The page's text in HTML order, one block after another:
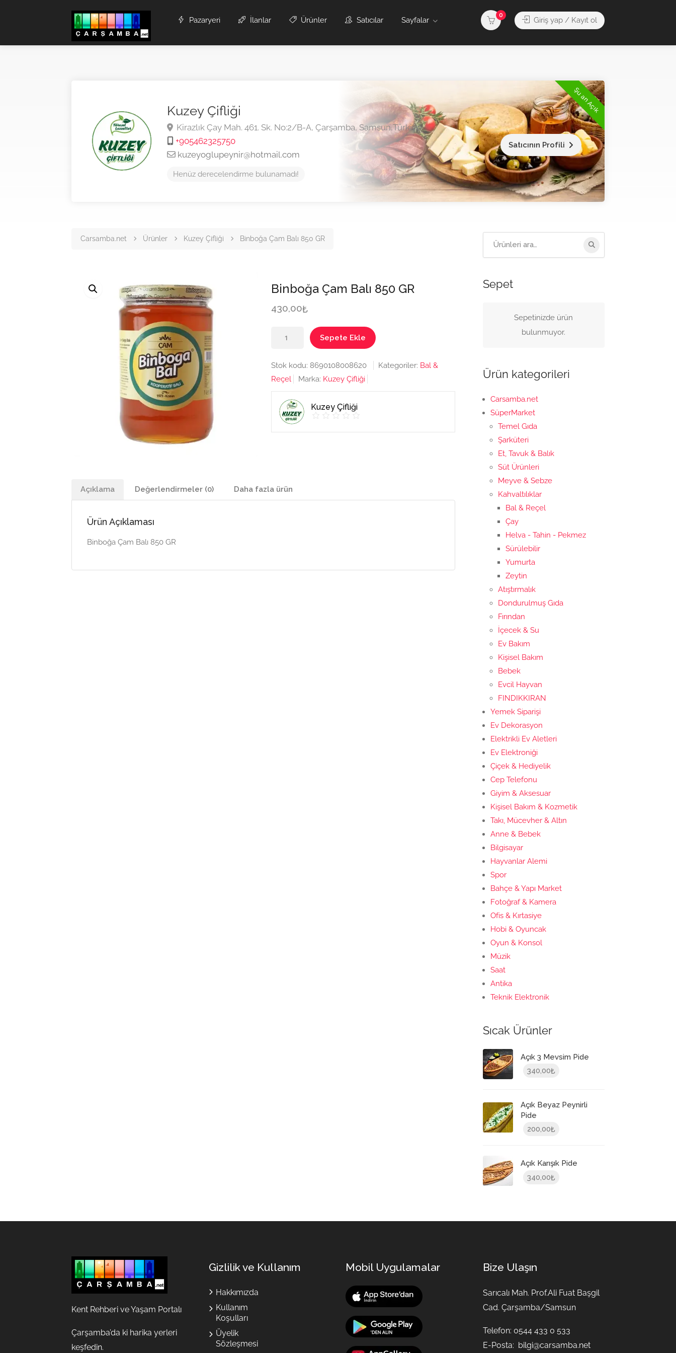
Pazaryeri İlanlar Ürünler Satıcılar Sayfalar
0
Giriş yap / Kayıt ol
Şu an Açık
Kuzey Çifliği
Kirazlık Çay Mah. 461. Sk. No:2/B-A, Çarşamba, Samsun,Türkiye
+905462325750
kuzeyoglupeynir@hotmail.com
Henüz derecelendirme bulunamadı!
Satıcının Profili
Carsamba.net Ürünler Kuzey Çifliği Binboğa Çam Balı 850 GR
Binboğa Çam Balı 850 GR
430,00₺
adet
Sepete Ekle
Stok kodu: 8690108008620 Kategoriler: Bal &
Reçel
Marka: Kuzey Çifliği
Kuzey Çifliği
Açıklama Değerlendirmeler (0) Daha fazla ürün
Ürün Açıklaması
Binboğa Çam Balı 850 GR
Arama:
Sepet
Sepetinizde ürün
bulunmuyor.
Ürün kategorileri
Carsamba.net
SüperMarket
Temel Gıda
Şarküteri
Et, Tavuk & Balık
Süt Ürünleri
Meyve & Sebze
Kahvaltılıklar
Bal & Reçel
Çay
Helva - Tahin - Pekmez
Sürülebilir
Yumurta
Zeytin
Atıştırmalık
Dondurulmuş Gıda
Fırından
İçecek & Su
Ev Bakım
Kişisel Bakım
Bebek
Evcil Hayvan
FINDIKKIRAN
Yemek Siparişi
Ev Dekorasyon
Elektrikli Ev Aletleri
Ev Elektroniği
Çiçek & Hediyelik
Cep Telefonu
Giyim & Aksesuar
Kişisel Bakım & Kozmetik
Takı, Mücevher & Altın
Anne & Bebek
Bilgisayar
Hayvanlar Alemi
Spor
Bahçe & Yapı Market
Fotoğraf & Kamera
Ofis & Kırtasiye
Hobi & Oyuncak
Oyun & Konsol
Müzik
Saat
Antika
Teknik Elektronik
Sıcak Ürünler
Açık 3 Mevsim Pide
340,00₺
Açık Beyaz Peynirli
Pide
200,00₺
Açık Karışık Pide
340,00₺
Kent Rehberi ve Yaşam Portalı
Çarşamba’da ki harika yerleri
keşfedin.
Gizlilik ve Kullanım
Hakkımızda
Kullanım
Koşulları
Üyelik
Sözleşmesi
Mobil Uygulamalar Bize Ulaşın
Sarıcalı Mah. Prof.Ali Fuat Başgil
Cad. Çarşamba/Samsun
Telefon: 0544 433 0 533
E-Posta: bilgi@carsamba.net